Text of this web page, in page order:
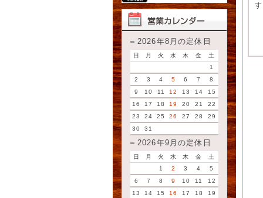
2026年8月の定休日
日 月 火 水 木 金
土
1
2
3 4 5 6 7
8
9
10 11 12 13 14
15
16
17 18 19 20 21
22
23
24 25 26 27 28
29
30
31
2026年9月の定休日
日 月 火 水 木 金
土
1
2 3 4
5
6
7 8 9 10 11
12
13
14 15 16 17 18
19